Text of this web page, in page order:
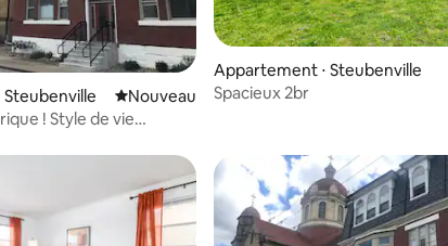
de 37 commentaires : 4,76 sur 5
Nouvel hébergement
Nouveau
! Style de vie
Appartement ⋅ Steubenville
Spacieux 2br